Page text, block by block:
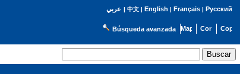
عربي | 中文| English | Français| Русский
Búsqueda avanzada